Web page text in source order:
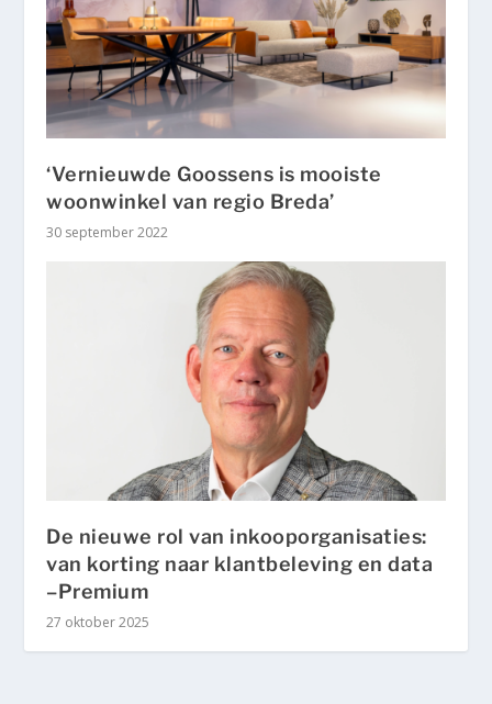
‘Vernieuwde Goossens is mooiste
woonwinkel van regio Breda’
30 september 2022
De nieuwe rol van inkooporganisaties:
van korting naar klantbeleving en data
–Premium
27 oktober 2025